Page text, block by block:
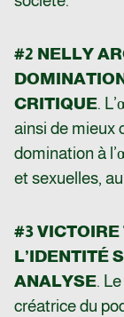
#2 NELLY
CRITIQUE.
ainsi de mieux
domination à
et sexuelles,
#3
L’IDENTITÉ
ANALYSE.
créatrice du